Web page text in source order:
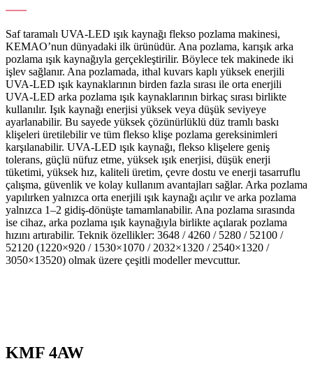
Saf taramalı UVA-LED ışık kaynağı flekso pozlama makinesi,
KEMAO’nun dünyadaki ilk ürünüdür. Ana pozlama, karışık arka
pozlama ışık kaynağıyla gerçekleştirilir. Böylece tek makinede iki
işlev sağlanır. Ana pozlamada, ithal kuvars kaplı yüksek enerjili
UVA-LED ışık kaynaklarının birden fazla sırası ile orta enerjili
UVA-LED arka pozlama ışık kaynaklarının birkaç sırası birlikte
kullanılır. Işık kaynağı enerjisi yüksek veya düşük seviyeye
ayarlanabilir. Bu sayede yüksek çözünürlüklü düz tramlı baskı
klişeleri üretilebilir ve tüm flekso klişe pozlama gereksinimleri
karşılanabilir. UVA-LED ışık kaynağı, flekso klişelere geniş
tolerans, güçlü nüfuz etme, yüksek ışık enerjisi, düşük enerji
tüketimi, yüksek hız, kaliteli üretim, çevre dostu ve enerji tasarruflu
çalışma, güvenlik ve kolay kullanım avantajları sağlar. Arka pozlama
yapılırken yalnızca orta enerjili ışık kaynağı açılır ve arka pozlama
yalnızca 1–2 gidiş-dönüşte tamamlanabilir. Ana pozlama sırasında
ise cihaz, arka pozlama ışık kaynağıyla birlikte açılarak pozlama
hızını artırabilir. Teknik özellikler: 3648 / 4260 / 5280 / 52100 /
52120 (1220×920 / 1530×1070 / 2032×1320 / 2540×1320 /
3050×13520) olmak üzere çeşitli modeller mevcuttur.
KMF 4AW